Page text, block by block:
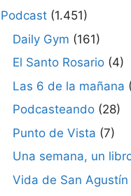
Podcast (1.451)
Daily Gym (161)
El Santo Rosario (4)
Las 6 de la mañana
Podcasteando (28)
Punto de Vista (7)
Una semana, un
Vida de San Agustín